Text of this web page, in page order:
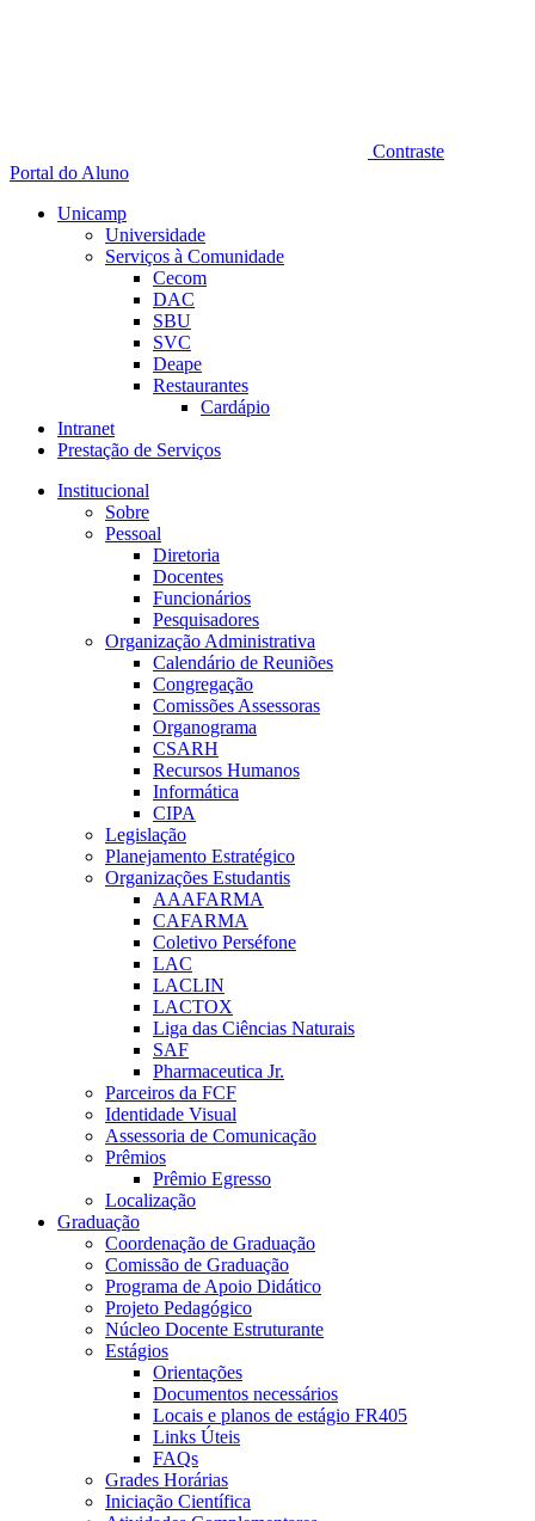
Contraste
Portal do Aluno
Unicamp
Universidade
Serviços à Comunidade
Cecom
DAC
SBU
SVC
Deape
Restaurantes
Cardápio
Intranet
Prestação de Serviços
Institucional
Sobre
Pessoal
Diretoria
Docentes
Funcionários
Pesquisadores
Organização Administrativa
Calendário de Reuniões
Congregação
Comissões Assessoras
Organograma
CSARH
Recursos Humanos
Informática
CIPA
Legislação
Planejamento Estratégico
Organizações Estudantis
AAAFARMA
CAFARMA
Coletivo Perséfone
LAC
LACLIN
LACTOX
Liga das Ciências Naturais
SAF
Pharmaceutica Jr.
Parceiros da FCF
Identidade Visual
Assessoria de Comunicação
Prêmios
Prêmio Egresso
Localização
Graduação
Coordenação de Graduação
Comissão de Graduação
Programa de Apoio Didático
Projeto Pedagógico
Núcleo Docente Estruturante
Estágios
Orientações
Documentos necessários
Locais e planos de estágio FR405
Links Úteis
FAQs
Grades Horárias
Iniciação Científica